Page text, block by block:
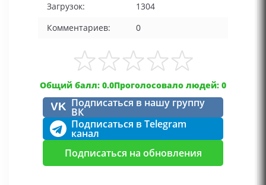
Загрузок:
1304
Комментариев:
0
Общий балл: 0.0Проголосовало людей: 0
VK Подписаться в нашу группу
ВК
Подписаться в Telegram
канал
Подписаться на обновления